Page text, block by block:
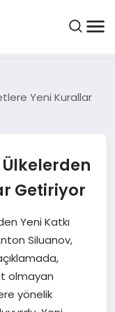
Yeni Kurallar
Getiriyor
Yeni Katkı
Siluanov,
olmayan
yönelik